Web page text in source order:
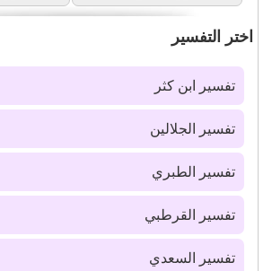
اختر التفسير
تفسير ابن كثر
تفسير الجلالين
تفسير الطبري
تفسير القرطبي
تفسير السعدي